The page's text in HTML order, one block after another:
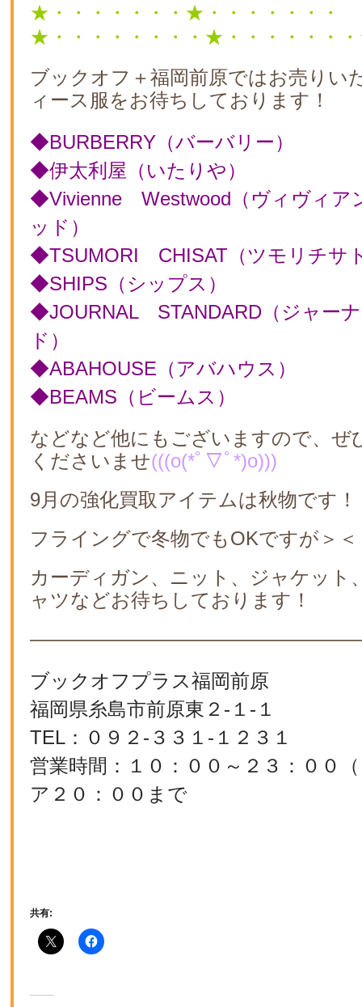
★・・・・・・・★・・・・・・・
★・・・・・・・・★・・・・・・
ブックオフ＋福岡前原ではお売りい
ィース服をお待ちしております！
◆BURBERRY（バーバリー）
◆伊太利屋（いたりや）
◆Vivienne Westwood（ヴィヴィア
ッド）
◆TSUMORI CHISAT（ツモリチサ
◆SHIPS（シップス）
◆JOURNAL STANDARD（ジャー
ド）
◆ABAHOUSE（アバハウス）
◆BEAMS（ビームス）
などなど他にもございますので、ぜ
くださいませ(((o(*ﾟ▽ﾟ*)o)))
9月の強化買取アイテムは秋物です！
フライングで冬物でもOKですが＞＜
カーディガン、ニット、ジャケット
ャツなどお待ちしております！
ブックオフプラス福岡前原
福岡県糸島市前原東２-１-１
TEL：０９２-３３１-１２３１
営業時間：１０：００～２３：００
ア２０：００まで
共有: